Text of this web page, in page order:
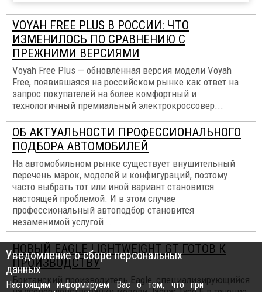
VOYAH FREE PLUS В РОССИИ: ЧТО
ИЗМЕНИЛОСЬ ПО СРАВНЕНИЮ С
ПРЕЖНИМИ ВЕРСИЯМИ
Voyah Free Plus — обновлённая версия модели Voyah
Free, появившаяся на российском рынке как ответ на
запрос покупателей на более комфортный и
технологичный премиальный электрокроссовер...
ОБ АКТУАЛЬНОСТИ ПРОФЕССИОНАЛЬНОГО
ПОДБОРА АВТОМОБИЛЕЙ
На автомобильном рынке существует внушительный
перечень марок, моделей и конфигураций, поэтому
часто выбрать тот или иной вариант становится
настоящей проблемой. И в этом случае
профессиональный автоподбор становится
незаменимой услугой...
НОВЫЙ EAGLE LIGHTWEIGHT GT ГОТОВ К
ПРОИЗВОДСТВУ
Британский производитель Eagle, специализирующийся
Уведомление о сборе персональных
данных
Настоящим информируем Вас о том, что при